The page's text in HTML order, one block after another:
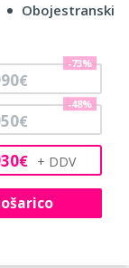
Obojestranski
€
€
-48%
€
-73%